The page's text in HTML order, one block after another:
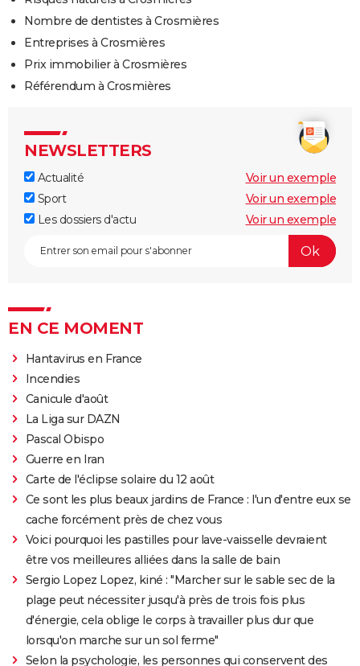
Nombre de dentistes à Crosmières
Entreprises à Crosmières
Prix immobilier à Crosmières
Référendum à Crosmières
NEWSLETTERS
Actualité
Voir un exemple
Sport
Voir un exemple
Les dossiers d'actu
Voir un exemple
EN CE MOMENT
Hantavirus en France
Incendies
Canicule d'août
La Liga sur DAZN
Pascal Obispo
Guerre en Iran
Carte de l'éclipse solaire du 12 août
Ce sont les plus beaux jardins de France : l'un d'entre eux se
cache forcément près de chez vous
Voici pourquoi les pastilles pour lave-vaisselle devraient
être vos meilleures alliées dans la salle de bain
Sergio Lopez Lopez, kiné : "Marcher sur le sable sec de la
plage peut nécessiter jusqu'à près de trois fois plus
d'énergie, cela oblige le corps à travailler plus dur que
lorsqu'on marche sur un sol ferme"
Selon la psychologie, les personnes qui conservent des